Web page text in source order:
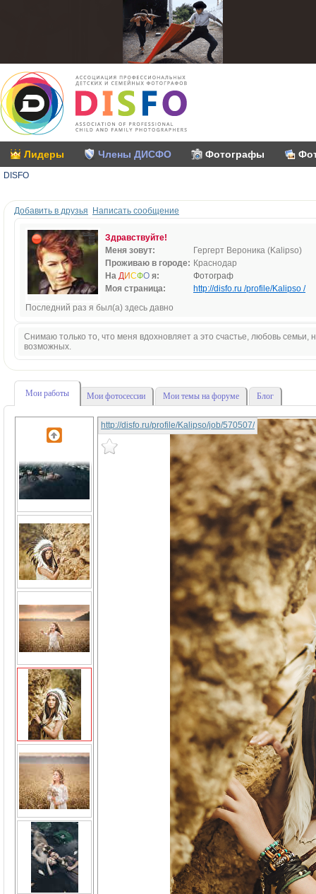
Лидеры Члены ДИСФО Фотографы
DISFO
Добавить в друзья Написать сообщение
Здравствуйте!
Меня зовут:
Гергерт Вероника (Kalipso)
Проживаю в городе: Краснодар
На ДИСФО я:
Фотограф
Моя страница:
http://disfo.ru /profile/Kalipso /
Последний раз я был(а) здесь давно
Снимаю только то, что меня вдохновляет а это счастье, любовь
возможных.
Мои работы Мои фотосессии Мои темы на форуме Блог
http://disfo.ru/profile/Kalipso/job/570507/